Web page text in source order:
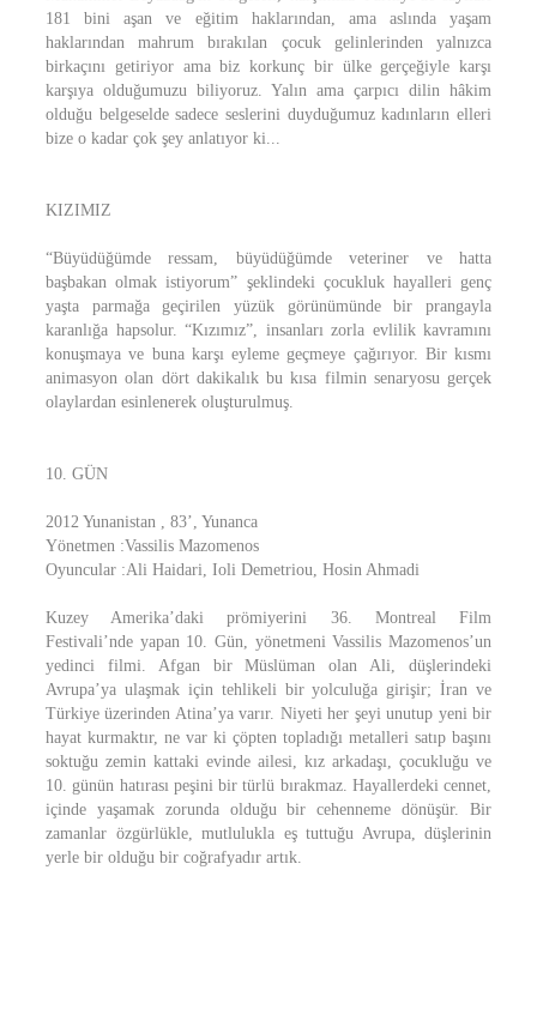
181 bini aşan ve eğitim haklarından, ama aslında yaşam
haklarından mahrum bırakılan çocuk gelinlerinden yalnızca
birkaçını getiriyor ama biz korkunç bir ülke gerçeğiyle karşı
karşıya olduğumuzu biliyoruz. Yalın ama çarpıcı dilin hâkim
olduğu belgeselde sadece seslerini duyduğumuz kadınların elleri
bize o kadar çok şey anlatıyor ki...
KIZIMIZ
“Büyüdüğümde ressam, büyüdüğümde veteriner ve hatta
başbakan olmak istiyorum” şeklindeki çocukluk hayalleri genç
yaşta parmağa geçirilen yüzük görünümünde bir prangayla
karanlığa hapsolur. “Kızımız”, insanları zorla evlilik kavramını
konuşmaya ve buna karşı eyleme geçmeye çağırıyor. Bir kısmı
animasyon olan dört dakikalık bu kısa filmin senaryosu gerçek
olaylardan esinlenerek oluşturulmuş.
10. GÜN
2012 Yunanistan , 83’, Yunanca
Yönetmen :Vassilis Mazomenos
Oyuncular :Ali Haidari, Ioli Demetriou, Hosin Ahmadi
Kuzey Amerika’daki prömiyerini 36. Montreal Film
Festivali’nde yapan 10. Gün, yönetmeni Vassilis Mazomenos’un
yedinci filmi. Afgan bir Müslüman olan Ali, düşlerindeki
Avrupa’ya ulaşmak için tehlikeli bir yolculuğa girişir; İran ve
Türkiye üzerinden Atina’ya varır. Niyeti her şeyi unutup yeni bir
hayat kurmaktır, ne var ki çöpten topladığı metalleri satıp başını
soktuğu zemin kattaki evinde ailesi, kız arkadaşı, çocukluğu ve
10. günün hatırası peşini bir türlü bırakmaz. Hayallerdeki cennet,
içinde yaşamak zorunda olduğu bir cehenneme dönüşür. Bir
zamanlar özgürlükle, mutlulukla eş tuttuğu Avrupa, düşlerinin
yerle bir olduğu bir coğrafyadır artık.